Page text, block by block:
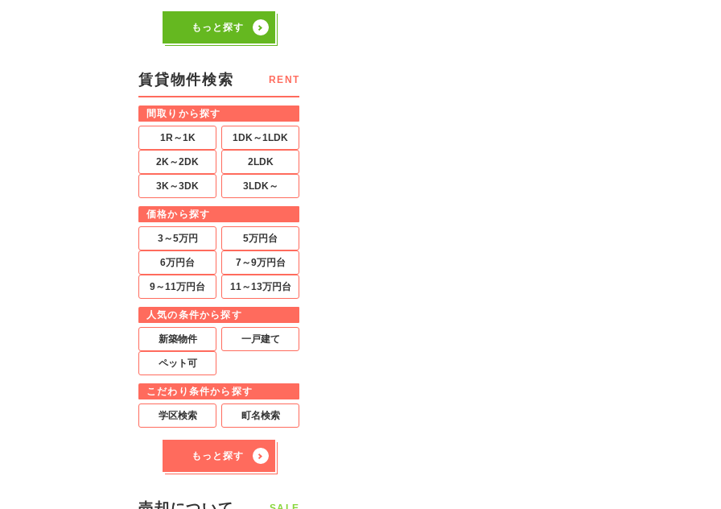
もっと探す
賃貸物件検索 RENT
間取りから探す
1R～1K 1DK～1LDK
2K～2DK 2LDK
3K～3DK 3LDK～
価格から探す
3～5万円 5万円台
6万円台 7～9万円台
9～11万円台 11～13万円台
人気の条件から探す
新築物件 一戸建て
ペット可
こだわり条件から探す
学区検索 町名検索
もっと探す